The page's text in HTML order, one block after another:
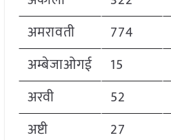
अमरावती
774
अम्बेजाओगई
15
अरवी
52
अष्टी
27